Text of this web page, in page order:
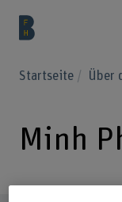
Startseite Über
Minh